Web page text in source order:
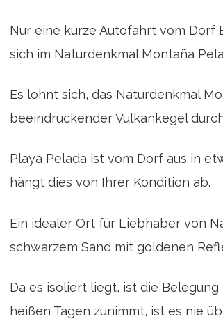
Nur eine kurze Autofahrt vom Dorf
sich im Naturdenkmal Montaña
Es lohnt sich, das Naturdenkmal
beeindruckender Vulkankegel
Playa Pelada ist vom Dorf aus in
hängt dies von Ihrer Kondition ab.
Ein idealer Ort für Liebhaber von
schwarzem Sand mit goldenen
Da es isoliert liegt, ist die
heißen Tagen zunimmt, ist es nie